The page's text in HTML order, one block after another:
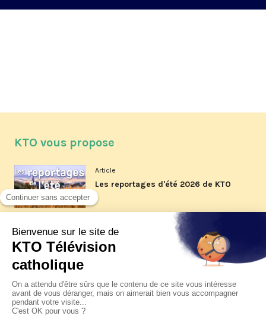
KTO vous propose
Article
Les reportages d'été 2026 de KTO
La visite pastorale du pape Léon
XIV à Assise à suivre sur KTO le
Article
Le pape en Uruguay, Argentine et